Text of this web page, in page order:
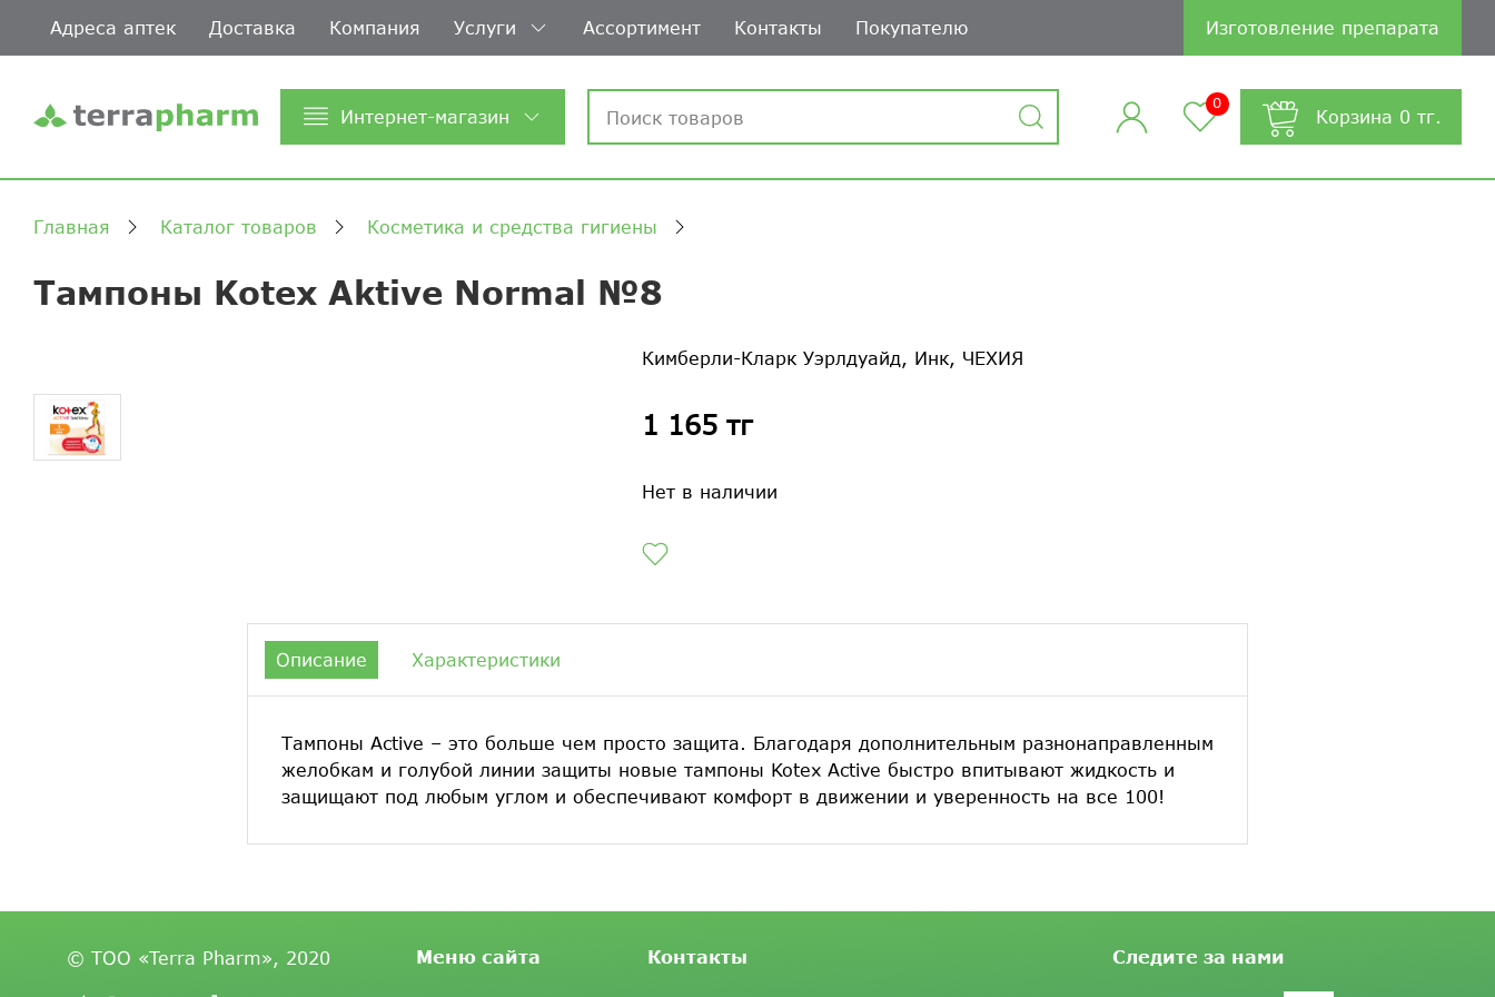
Адреса аптек Доставка Компания Услуги Ассортимент Контакты Покупателю Изготовление препарата
Интернет-магазин
0
Корзина 0 тг.
Главная Каталог товаров Косметика и средства гигиены
Тампоны Kotex Aktive Normal №8
Кимберли-Кларк Уэрлдуайд, Инк, ЧЕХИЯ
1 165 тг
Нет в наличии
Описание Характеристики
Тампоны Active – это больше чем просто защита. Благодаря дополнительным разнонаправленным
желобкам и голубой линии защиты новые тампоны Kotex Active быстро впитывают жидкость и
защищают под любым углом и обеспечивают комфорт в движении и уверенность на все 100!
© ТОО «Terra Pharm», 2020 Меню сайта Контакты Следите за нами